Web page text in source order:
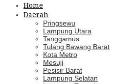
Home
Daerah
Pringsewu
Lampung Utara
Tanggamus
Tulang Bawang Barat
Kota Metro
Mesuji
Pesisir Barat
Lampung Selatan